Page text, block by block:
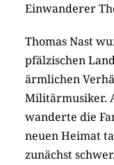
Einwanderer
Thomas Nast
pfälzischen
ärmlichen
Militärmusiker.
wanderte die
neuen Heimat
zunächst